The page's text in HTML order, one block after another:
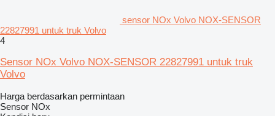
sensor NOx Volvo NOX-SENSOR
22827991 untuk truk Volvo
4
Sensor NOx Volvo NOX-SENSOR 22827991 untuk truk
Volvo
Harga berdasarkan permintaan
Sensor NOx